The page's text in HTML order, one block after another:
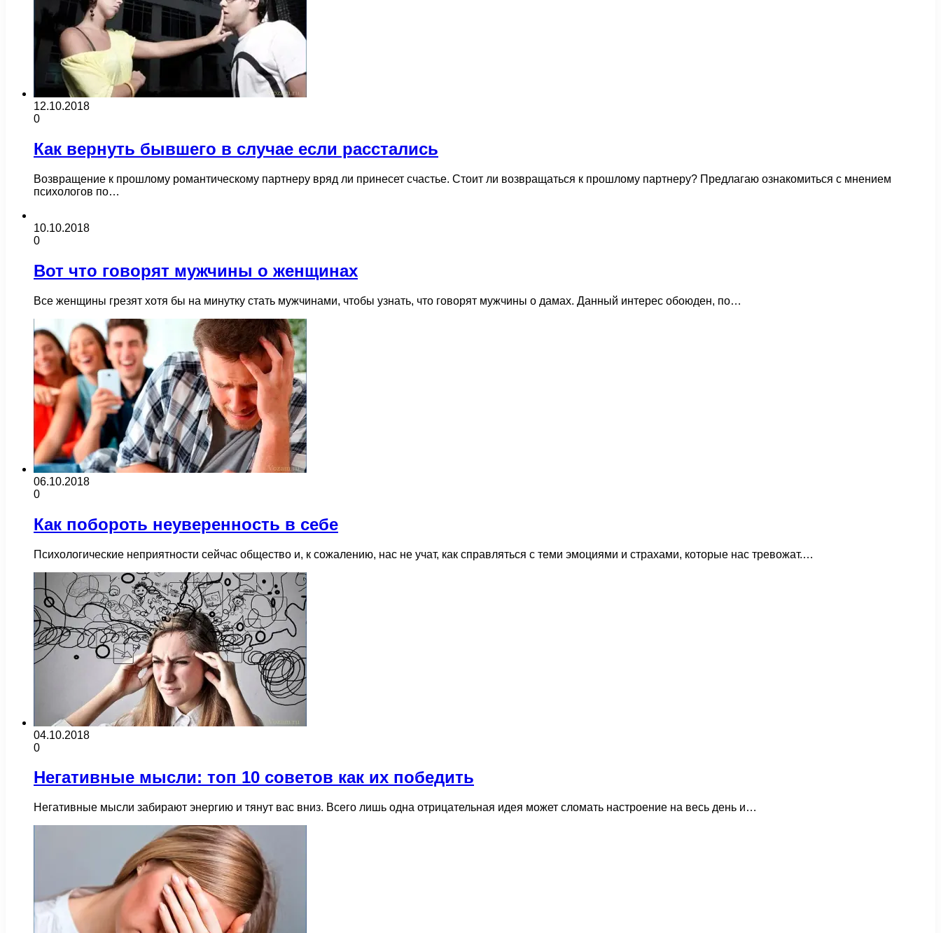
12.10.2018
0
Как вернуть бывшего в случае если расстались
Возвращение к прошлому романтическому партнеру вряд ли принесет счастье. Стоит ли возвращаться к прошлому партнеру? Предлагаю ознакомиться с мнением
психологов по…
10.10.2018
0
Вот что говорят мужчины о женщинах
Все женщины грезят хотя бы на минутку стать мужчинами, чтобы узнать, что говорят мужчины о дамах. Данный интерес обоюден, по…
06.10.2018
0
Как побороть неуверенность в себе
Психологические неприятности сейчас общество и, к сожалению, нас не учат, как справляться с теми эмоциями и страхами, которые нас тревожат.…
04.10.2018
0
Негативные мысли: топ 10 советов как их победить
Негативные мысли забирают энергию и тянут вас вниз. Всего лишь одна отрицательная идея может сломать настроение на весь день и…